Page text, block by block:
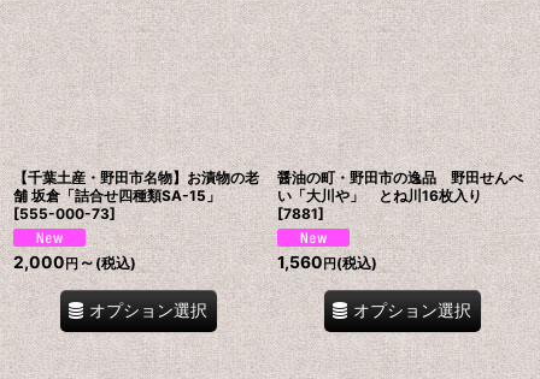
【千葉土産・野田市名物】お漬物の老
舗 坂倉「詰合せ四種類SA-15」
[555-000-73]
2,000 円 ～ (税込)
オプション選択
醤油の町・野田市の逸品 野田せんべ
い「大川や」 とね川16枚入り
[7881]
1,560 円 (税込)
オプション選択